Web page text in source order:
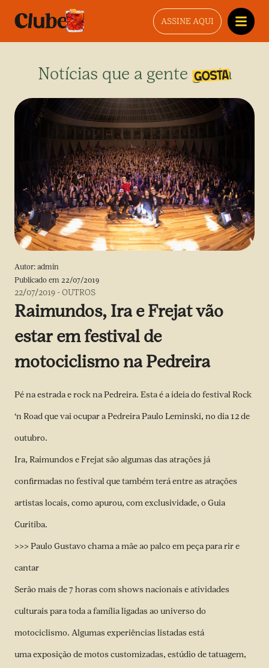
ASSINE AQUI
Notícias que a gente gosta
Autor: admin
Publicado em 22/07/2019
22/07/2019 -OUTROS
Raimundos, Ira e Frejat vão
estar em festival de
motociclismo na Pedreira
Pé na estrada e rock na Pedreira. Esta é a ideia do festival Rock
‘n Road que vai ocupar a Pedreira Paulo Leminski, no dia 12 de
outubro.
Ira, Raimundos e Frejat são algumas das atrações já
confirmadas no festival que também terá entre as atrações
artistas locais, como apurou, com exclusividade, o Guia
Curitiba.
>>> Paulo Gustavo chama a mãe ao palco em peça para rir e
cantar
Serão mais de 7 horas com shows nacionais e atividades
culturais para toda a família ligadas ao universo do
motociclismo. Algumas experiências listadas está
uma exposição de motos customizadas, estúdio de tatuagem,